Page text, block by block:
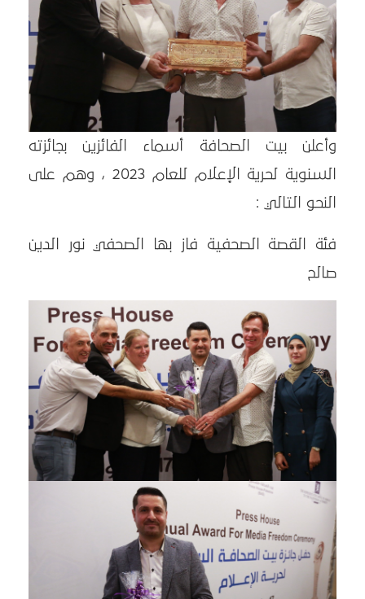
وأعلن بيت الصحافة أسماء الفائزين بجائزته
السنوية لحرية الإعلام للعام 2023 ، وهم على
النحو التالي :
فئة القصة الصحفية فاز بها الصحفي نور الدين
صالح